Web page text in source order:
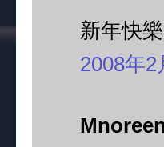
新年快
2008年2